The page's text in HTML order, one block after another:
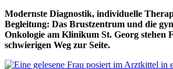
Modernste Diagnostik, individuelle
Begleitung: Das Brustzentrum und die
Onkologie am Klinikum St. Georg stehen
schwierigen Weg zur Seite.